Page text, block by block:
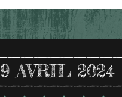
AVRIL 2024